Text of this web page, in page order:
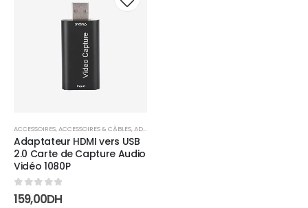
ACCESSOIRES, ACCESSOIRES & CÂBLES, ADAPTATEURS
Adaptateur HDMI vers USB
2.0 Carte de Capture Audio
Vidéo 1080P
0sur 5
159,00DH